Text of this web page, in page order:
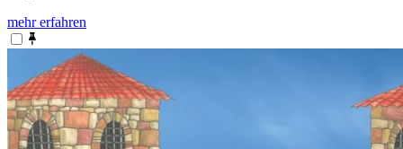
mehr erfahren